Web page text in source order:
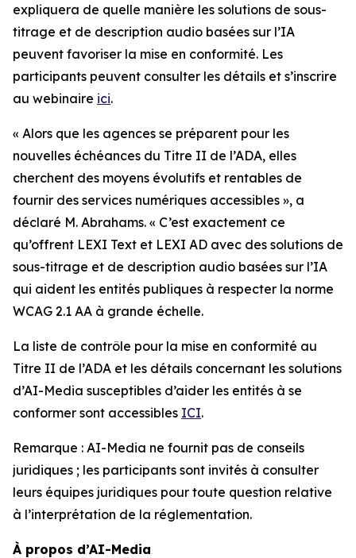
expliquera de quelle manière les solutions de sous-
titrage et de description audio basées sur l’IA
peuvent favoriser la mise en conformité. Les
participants peuvent consulter les détails et s’inscrire
au webinaire ici.
« Alors que les agences se préparent pour les
nouvelles échéances du Titre II de l’ADA, elles
cherchent des moyens évolutifs et rentables de
fournir des services numériques accessibles », a
déclaré M. Abrahams. « C’est exactement ce
qu’offrent LEXI Text et LEXI AD avec des solutions de
sous-titrage et de description audio basées sur l’IA
qui aident les entités publiques à respecter la norme
WCAG 2.1 AA à grande échelle.
La liste de contrôle pour la mise en conformité au
Titre II de l’ADA et les détails concernant les solutions
d’AI-Media susceptibles d’aider les entités à se
conformer sont accessibles ICI.
Remarque : AI-Media ne fournit pas de conseils
juridiques ; les participants sont invités à consulter
leurs équipes juridiques pour toute question relative
à l’interprétation de la réglementation.
À propos d’AI-Media